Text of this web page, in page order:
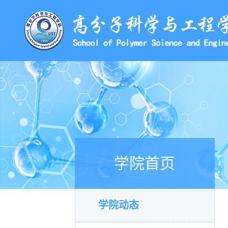
学院首页
学院动态